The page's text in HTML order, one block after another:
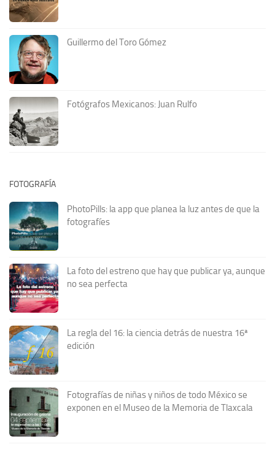
Guillermo del Toro Gómez
Fotógrafos Mexicanos: Juan Rulfo
FOTOGRAFÍA
PhotoPills: la app que planea la luz antes de que la
fotografíes
La foto del estreno que hay que publicar ya, aunque
no sea perfecta
La regla del 16: la ciencia detrás de nuestra 16ª
edición
Fotografías de niñas y niños de todo México se
exponen en el Museo de la Memoria de Tlaxcala